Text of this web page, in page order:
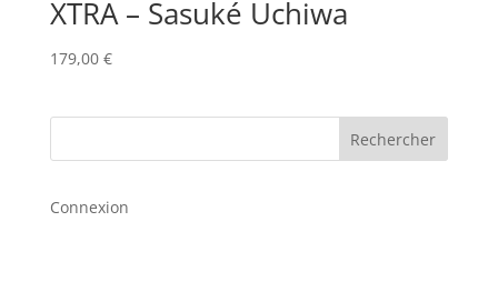
690,00 €.590,00 €.
XTRA – Sasuké Uchiwa
179,00 €
Rechercher
Connexion